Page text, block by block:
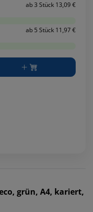
ab 3 Stück 13,09 €
ab 5 Stück 11,97 €
grün, A4, kariert,